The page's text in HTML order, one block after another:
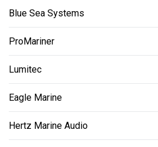
Blue Sea Systems
ProMariner
Lumitec
Eagle Marine
Hertz Marine Audio